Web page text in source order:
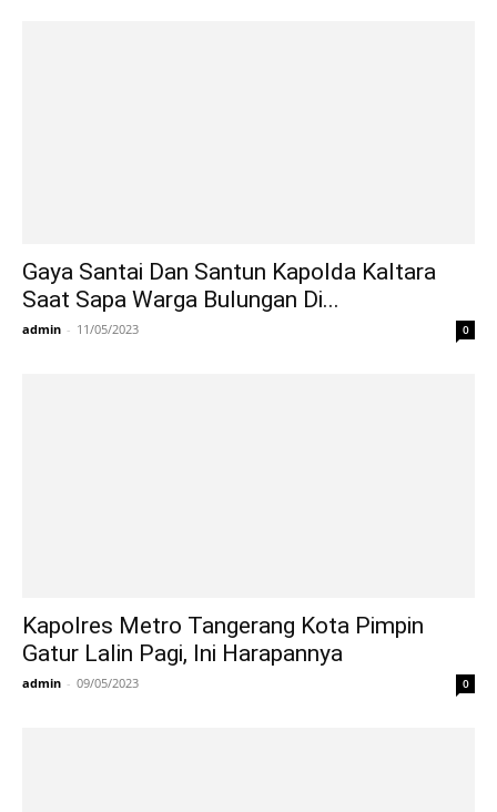
Gaya Santai Dan Santun Kapolda Kaltara
Saat Sapa Warga Bulungan Di...
admin - 11/05/2023 0
Kapolres Metro Tangerang Kota Pimpin
Gatur Lalin Pagi, Ini Harapannya
admin - 09/05/2023 0